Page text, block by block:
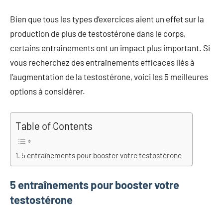
Bien que tous les types d’exercices aient un effet sur la
production de plus de testostérone dans le corps,
certains entraînements ont un impact plus important. Si
vous recherchez des entraînements efficaces liés à
l’augmentation de la testostérone, voici les 5 meilleures
options à considérer.
Table of Contents
5 entraînements pour booster votre testostérone
5 entraînements pour booster votre
testostérone